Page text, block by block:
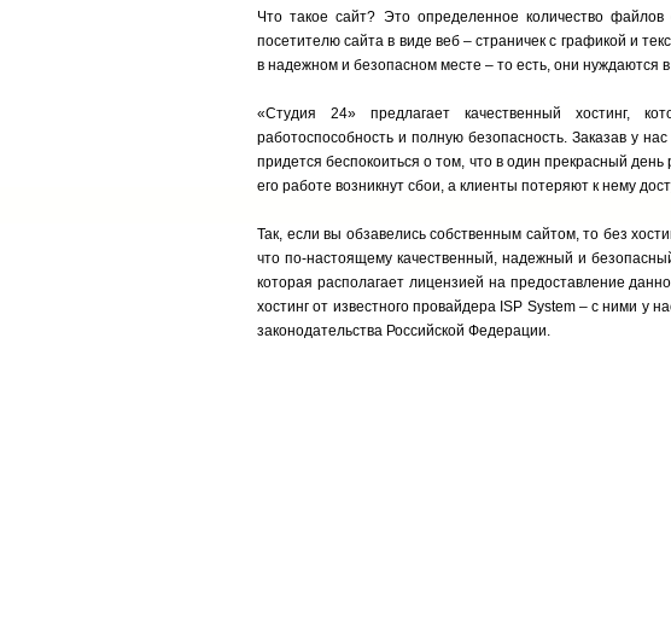
Что такое сайт? Это определенное количество
посетителю сайта в виде веб – страничек с графикой и
в надежном и безопасном месте – то есть, они
«Студия 24» предлагает качественный хостинг,
работоспособность и полную безопасность. Заказав у
придется беспокоиться о том, что в один прекрасный
его работе возникнут сбои, а клиенты потеряют к нему
Так, если вы обзавелись собственным сайтом, то без
что по-настоящему качественный, надежный и
которая располагает лицензией на предоставление
хостинг от известного провайдера ISP System – с ними у
законодательства Российской Федерации.